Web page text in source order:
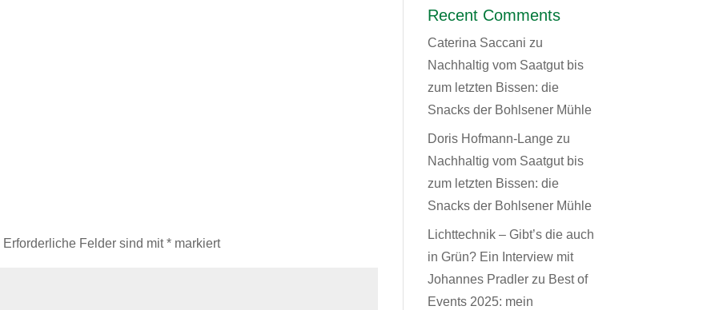
Erforderliche Felder sind mit* markiert
Recent Comments
Caterina Saccani zu
Nachhaltig vom Saatgut bis
zum letzten Bissen: die
Snacks der Bohlsener Mühle
Doris Hofmann-Langezu
Nachhaltig vom Saatgut bis
zum letzten Bissen: die
Snacks der Bohlsener Mühle
Lichttechnik – Gibt’s die auch
in Grün? Ein Interview mit
Johannes Pradlerzu Best of
Events 2025: mein